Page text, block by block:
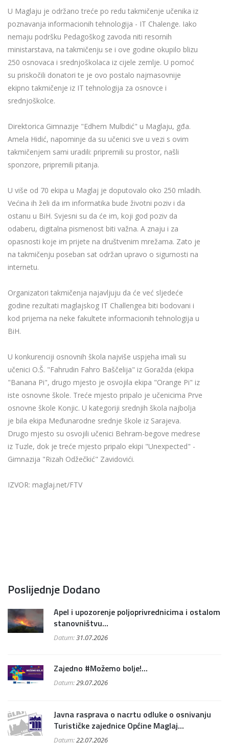
U Maglaju je održano treće po redu takmičenje učenika iz
poznavanja informacionih tehnologija - IT Chalenge. Iako
nemaju podršku Pedagoškog zavoda niti resornih
ministarstava, na takmičenju se i ove godine okupilo blizu
250 osnovaca i srednjoškolaca iz cijele zemlje. U pomoć
su priskočili donatori te je ovo postalo najmasovnije
ekipno takmičenje iz IT tehnologija za osnovce i
srednjoškolce.
Direktorica Gimnazije "Edhem Mulbdić" u Maglaju, gđa.
Amela Hidić, napominje da su učenici sve u vezi s ovim
takmičenjem sami uradili: pripremili su prostor, našli
sponzore, pripremili pitanja.
U više od 70 ekipa u Maglaj je doputovalo oko 250 mladih.
Većina ih želi da im informatika bude životni poziv i da
ostanu u BiH. Svjesni su da će im, koji god poziv da
odaberu, digitalna pismenost biti važna. A znaju i za
opasnosti koje im prijete na društvenim mrežama. Zato je
na takmičenju poseban sat održan upravo o sigurnosti na
internetu.
Organizatori takmičenja najavljuju da će već sljedeće
godine rezultati maglajskog IT Challengea biti bodovani i
kod prijema na neke fakultete informacionih tehnologija u
BiH.
U konkurenciji osnovnih škola najviše uspjeha imali su
učenici O.Š. "Fahrudin Fahro Baščelija" iz Goražda (ekipa
"Banana Pi", drugo mjesto je osvojila ekipa "Orange Pi" iz
iste osnovne škole. Treće mjesto pripalo je učenicima Prve
osnovne škole Konjic. U kategoriji srednjih škola najbolja
je bila ekipa Međunarodne srednje škole iz Sarajeva.
Drugo mjesto su osvojili učenici Behram-begove medrese
iz Tuzle, dok je treće mjesto pripalo ekipi "Unexpected" -
Gimnazija "Rizah Odžečkić" Zavidovići.
IZVOR: maglaj.net/FTV
Poslijednje Dodano
Apel i upozorenje poljoprivrednicima i ostalom
stanovništvu...
Datum:31.07.2026
Zajedno #Možemo bolje!...
Datum:29.07.2026
Javna rasprava o nacrtu odluke o osnivanju
Turističke zajednice Općine Maglaj...
Datum:22.07.2026